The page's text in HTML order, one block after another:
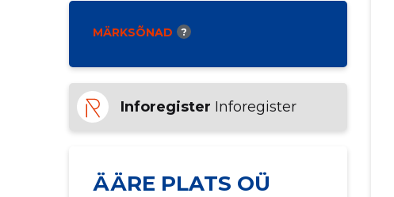
MÄRKSÕNAD ?
Inforegister Inforegister
ÄÄRE PLATS OÜ